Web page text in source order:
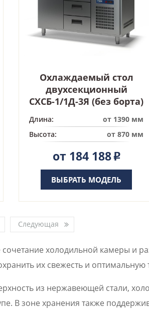
Охлаждаемый стол
двухсекционный
СХСБ-1/1Д-3Я (без борта)
Длина:
от 1390 мм
Высота:
от 870 мм
от 184 188Р
ВЫБРАТЬ МОДЕЛЬ
Следующая
холодильной камеры и
их свежесть и оптимальную
из нержавеющей стали,
зоне хранения также